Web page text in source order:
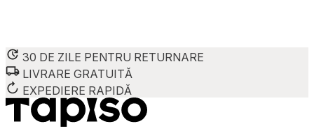
30 DE ZILE PENTRU RETURNARE
LIVRARE GRATUITĂ
EXPEDIERE RAPIDĂ
Folosim cookie-uri pentru a personaliza conținutul și
Împărtășim informații despre modul în care utilizezi
combina aceste informații cu alte date primite de la tine